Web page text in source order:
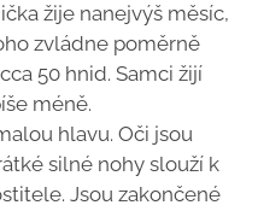
žije nanejvýš měsíc,
zvládne poměrně
50 hnid. Samci žijí
méně.
hlavu. Oči jsou
silné nohy slouží k
Jsou zakončené